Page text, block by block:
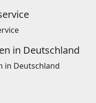
in Deutschland